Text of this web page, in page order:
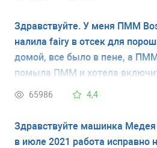
Здравствуйте. У меня ПММ
налила fairy в отсек для
домой, все было в пене, а
помыла ПММ и хотела
она очень сильно трещит
уже третий день, а сама ПММ
ли оживить Ее самостоятельно
65986 4,4
Здравствуйте машинка
в июле 2021 работа исправно